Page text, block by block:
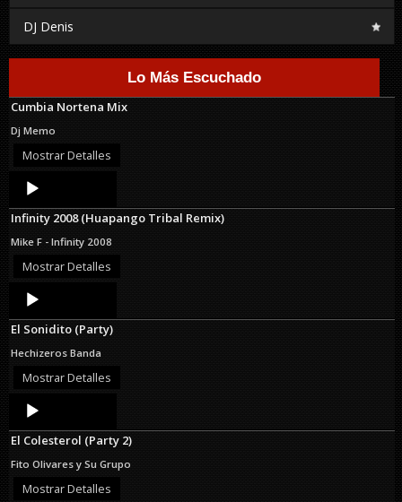
DJ Denis
Lo Más Escuchado
Cumbia Nortena Mix
Dj Memo
Mostrar Detalles
Audio
Player
Infinity 2008 (Huapango Tribal Remix)
Mike F - Infinity 2008
Mostrar Detalles
Audio
Player
El Sonidito (Party)
Hechizeros Banda
Mostrar Detalles
Audio
Player
El Colesterol (Party 2)
Fito Olivares y Su Grupo
Mostrar Detalles